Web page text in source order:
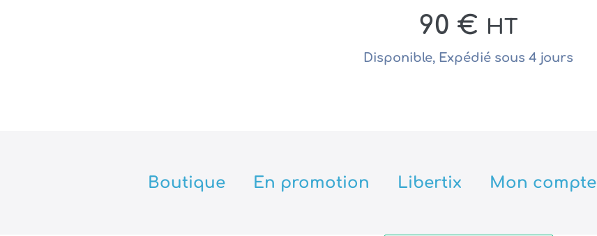
90 € HT
Disponible, Expédié sous 4 jours
Boutique En promotion Libertix Mon compte